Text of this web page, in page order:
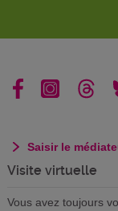
Saisir le
Visite virtuelle
Vous avez toujours